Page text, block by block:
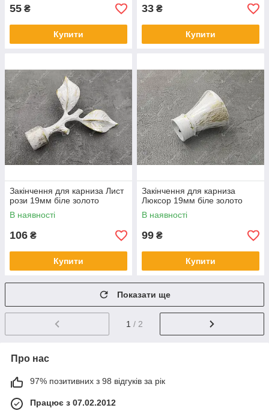
55 ₴
Купити
33 ₴
Купити
Закінчення для карниза Лист
рози 19мм біле золото
В наявності
106 ₴
Купити
Закінчення для карниза
Люксор 19мм біле золото
В наявності
99 ₴
Купити
Показати ще
1 / 2
Про нас
97% позитивних з 98 відгуків за рік
Працює з 07.02.2012